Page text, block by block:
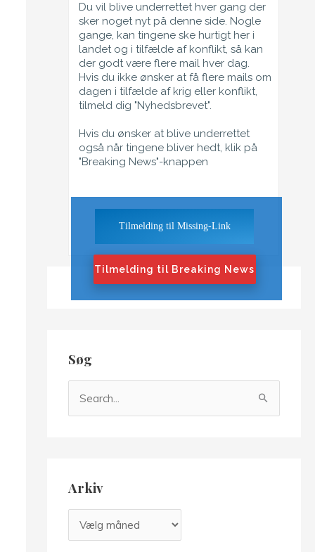
Du vil blive underrettet hver gang der
sker noget nyt på denne side. Nogle
gange, kan tingene ske hurtigt her i
landet og i tilfælde af konflikt, så kan
der godt være flere mail hver dag.
Hvis du ikke ønsker at få flere mails om
dagen i tilfælde af krig eller konflikt,
tilmeld dig "Nyhedsbrevet".
Hvis du ønsker at blive underrettet
også når tingene bliver hedt, klik på
"Breaking News"-knappen
Tilmelding til Breaking News
Tilmelding til Missing-Link
Søg
t
e
Arkiv
r